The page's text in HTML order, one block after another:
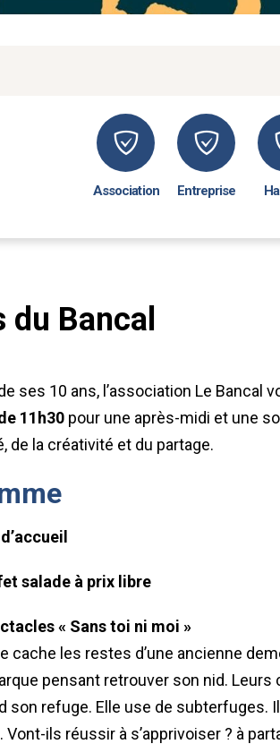
Association
Entreprise
du Bancal
ses 10 ans, l’association Le Bancal
11h30 pour une après-midi et une
de la créativité et du partage.
salade à prix libre
« Sans toi ni moi »
cache les restes d’une ancienne
pensant retrouver son nid.
son refuge. Elle use de subterfuges.
ils réussir à s’apprivoiser ? à